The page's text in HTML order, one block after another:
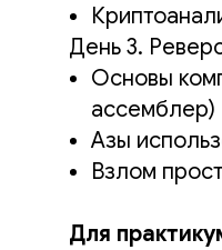
День 3.
Основы
ассемблер)
Азы
Взлом
Для